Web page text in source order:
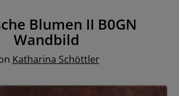
Blumen II B0GN
Wandbild
Katharina Schöttler